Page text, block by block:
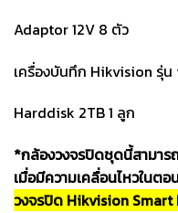
Adaptor 12V 8 ตัว
เครื่องบันทึก Hikvision รุ่น
Harddisk 2TB 1 ลูก
*กล้องวงจรปิดชุดนี้สามาร
เมื่อมีความเคลื่อนไหวในต
วงจรปิด Hikvision